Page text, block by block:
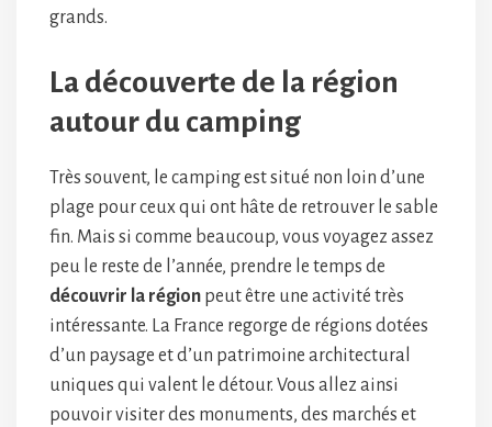
grands.
La découverte de la région
autour du camping
Très souvent, le camping est situé non loin d’une
plage pour ceux qui ont hâte de retrouver le sable
fin. Mais si comme beaucoup, vous voyagez assez
peu le reste de l’année, prendre le temps de
découvrir la région peut être une activité très
intéressante. La France regorge de régions dotées
d’un paysage et d’un patrimoine architectural
uniques qui valent le détour. Vous allez ainsi
pouvoir visiter des monuments, des marchés et